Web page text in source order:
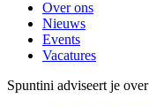
Over ons
Nieuws
Events
Vacatures
Spuntini adviseert je over